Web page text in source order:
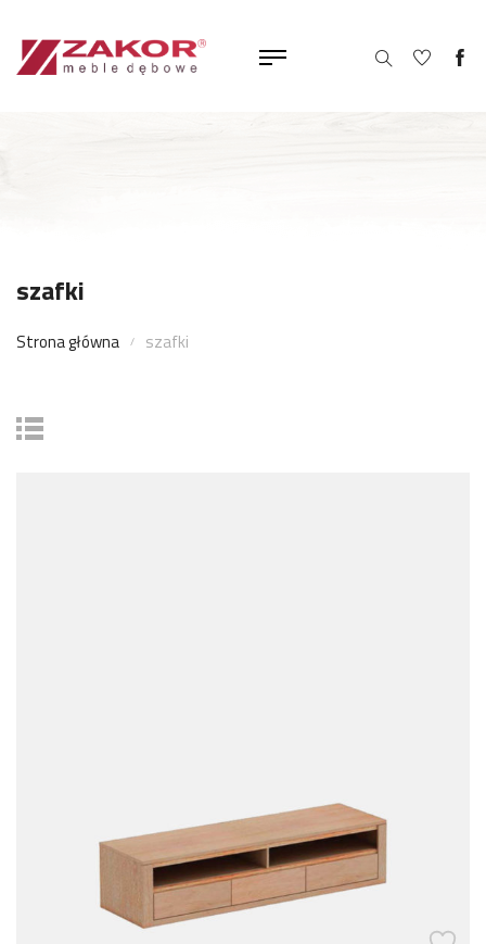
szafki
Strona główna szafki